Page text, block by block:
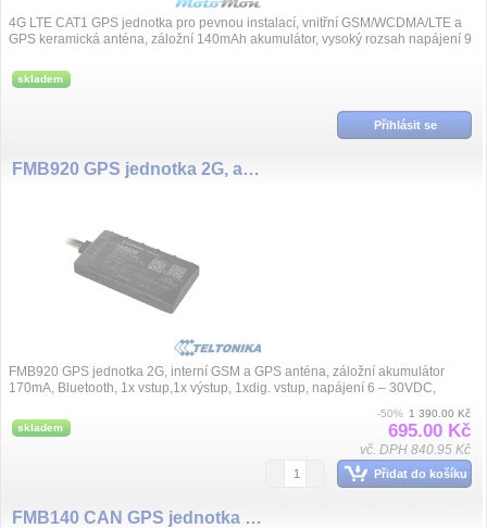
4G LTE CAT1 GPS jednotka pro pevnou instalací, vnitřní GSM/WCDMA/LTE a
GPS keramická anténa, záložní 140mAh akumulátor, vysoký rozsah napájení 9
skladem
Přihlásit se
FMB920 GPS jednotka 2G, aku.170mA, BT
FMB920 GPS jednotka 2G, interní GSM a GPS anténa, záložní akumulátor
170mA, Bluetooth, 1x vstup,1x výstup, 1xdig. vstup, napájení 6 – 30VDC,
skladem
-50% 1 390.00 Kč
695.00 Kč
vč. DPH 840.95 Kč
Přidat do košíku
FMB140 CAN GPS jednotka 2G, aku. 170mA, BT